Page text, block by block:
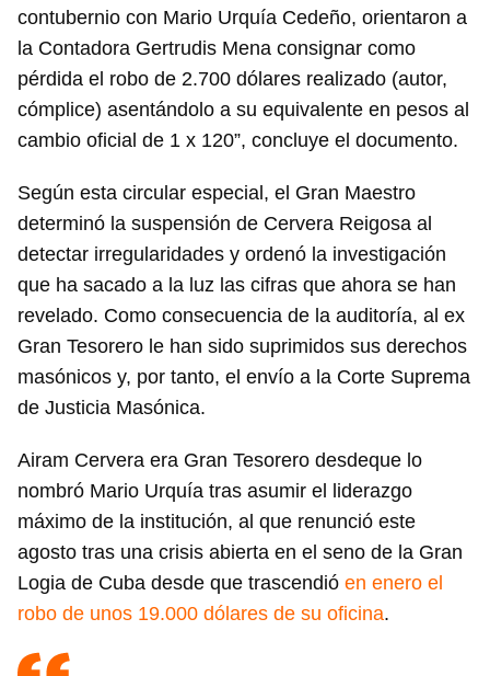
contubernio con Mario Urquía Cedeño, orientaron a
la Contadora Gertrudis Mena consignar como
pérdida el robo de 2.700 dólares realizado (autor,
cómplice) asentándolo a su equivalente en pesos al
cambio oficial de 1 x 120”, concluye el documento.
Según esta circular especial, el Gran Maestro
determinó la suspensión de Cervera Reigosa al
detectar irregularidades y ordenó la investigación
que ha sacado a la luz las cifras que ahora se han
revelado. Como consecuencia de la auditoría, al ex
Gran Tesorero le han sido suprimidos sus derechos
masónicos y, por tanto, el envío a la Corte Suprema
de Justicia Masónica.
Airam Cervera era Gran Tesorero desdeque lo
nombró Mario Urquía tras asumir el liderazgo
máximo de la institución, al que renunció este
agosto tras una crisis abierta en el seno de la Gran
Logia de Cuba desde que trascendió en enero el
robo de unos 19.000 dólares de su oficina.